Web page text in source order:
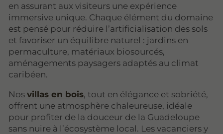
en assurant aux visiteurs une expérience
immersive unique. Chaque élément du domaine
est pensé pour réduire l’artificialisation des sols
et favoriser un équilibre naturel : jardins en
permaculture, matériaux biosourcés,
aménagements paysagers adaptés au climat
caribéen.
Nos villas en bois, tout en élégance et sobriété,
offrent une atmosphère chaleureuse, idéale
pour profiter de la douceur de la Guadeloupe
sans nuire à l’écosystème local. Les vacanciers y